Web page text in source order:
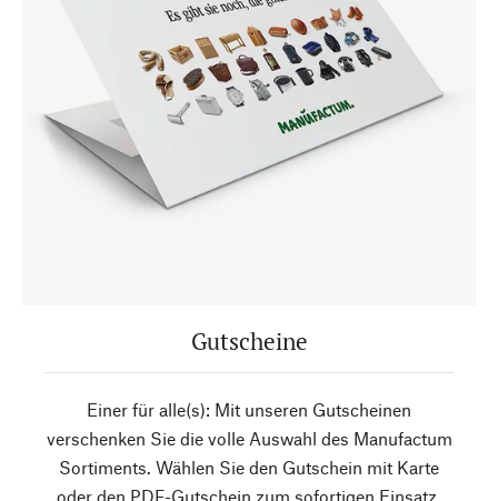
Gutscheine
Einer für alle(s): Mit unseren Gutscheinen
verschenken Sie die volle Auswahl des Manufactum
Sortiments. Wählen Sie den Gutschein mit Karte
oder den PDF-Gutschein zum sofortigen Einsatz.